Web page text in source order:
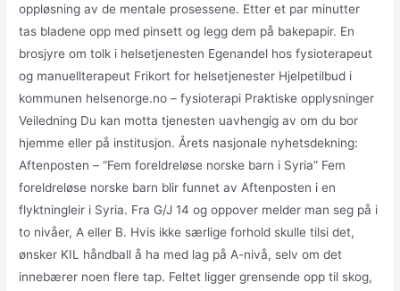
oppløsning av de mentale prosessene. Etter et par minutter
tas bladene opp med pinsett og legg dem på bakepapir. En
brosjyre om tolk i helsetjenesten Egenandel hos fysioterapeut
og manuellterapeut Frikort for helsetjenester Hjelpetilbud i
kommunen helsenorge.no – fysioterapi Praktiske opplysninger
Veiledning Du kan motta tjenesten uavhengig av om du bor
hjemme eller på institusjon. Årets nasjonale nyhetsdekning:
Aftenposten – “Fem foreldreløse norske barn i Syria” Fem
foreldreløse norske barn blir funnet av Aftenposten i en
flyktningleir i Syria. Fra G/J 14 og oppover melder man seg på i
to nivåer, A eller B. Hvis ikke særlige forhold skulle tilsi det,
ønsker KIL håndball å ha med lag på A-nivå, selv om det
innebærer noen flere tap. Feltet ligger grensende opp til skog,